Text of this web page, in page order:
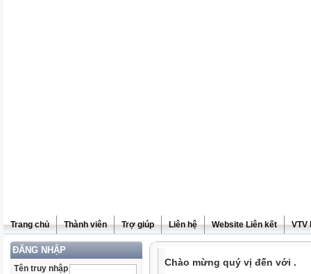
Trang chủ Thành viên Trợ giúp Liên hệ Website Liên kết VTV
ĐĂNG NHẬP
Tên truy nhập
Chào mừng quý vị đến với .